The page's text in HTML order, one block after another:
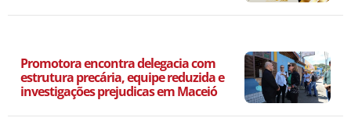
Promotora encontra delegacia com
estrutura precária, equipe reduzida e
investigações prejudicas em Maceió